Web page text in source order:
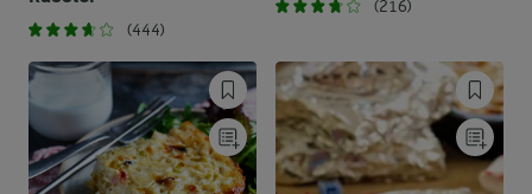
(444)
(216)